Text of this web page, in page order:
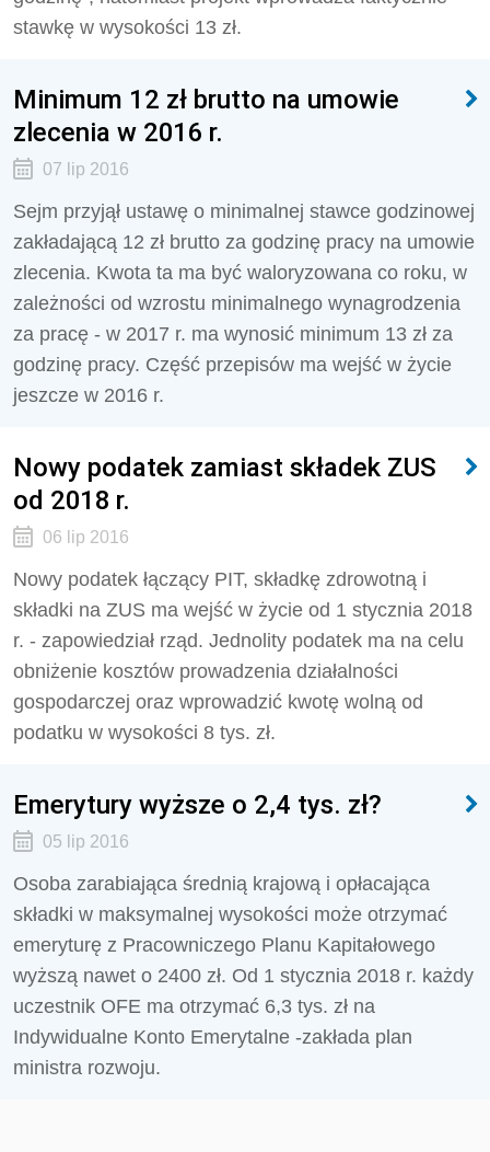
stawkę w wysokości 13 zł.
Minimum 12 zł brutto na umowie
zlecenia w 2016 r.
07 lip 2016
Sejm przyjął ustawę o minimalnej stawce godzinowej
zakładającą 12 zł brutto za godzinę pracy na umowie
zlecenia. Kwota ta ma być waloryzowana co roku, w
zależności od wzrostu minimalnego wynagrodzenia
za pracę - w 2017 r. ma wynosić minimum 13 zł za
godzinę pracy. Część przepisów ma wejść w życie
jeszcze w 2016 r.
Nowy podatek zamiast składek ZUS
od 2018 r.
06 lip 2016
Nowy podatek łączący PIT, składkę zdrowotną i
składki na ZUS ma wejść w życie od 1 stycznia 2018
r. - zapowiedział rząd. Jednolity podatek ma na celu
obniżenie kosztów prowadzenia działalności
gospodarczej oraz wprowadzić kwotę wolną od
podatku w wysokości 8 tys. zł.
Emerytury wyższe o 2,4 tys. zł?
05 lip 2016
Osoba zarabiająca średnią krajową i opłacająca
składki w maksymalnej wysokości może otrzymać
emeryturę z Pracowniczego Planu Kapitałowego
wyższą nawet o 2400 zł. Od 1 stycznia 2018 r. każdy
uczestnik OFE ma otrzymać 6,3 tys. zł na
Indywidualne Konto Emerytalne -zakłada plan
ministra rozwoju.